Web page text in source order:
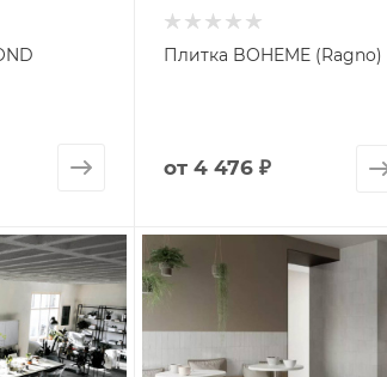
Плитка BOHEME (Ragno)
от 4 476 ₽